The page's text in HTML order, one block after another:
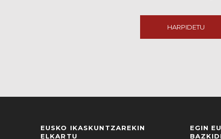
HARPIDETU
EUSKO IKASKUNTZAREKIN
ELKARTU
EGIN